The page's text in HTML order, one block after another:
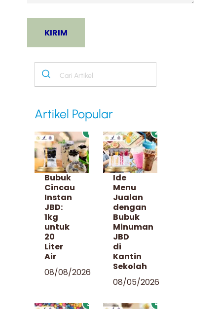
Artikel Popular
1
Bubuk
Cincau
Instan
JBD:
1kg
untuk
20
Liter
Air
08/08/2026
2
Ide
Menu
Jualan
dengan
Bubuk
Minuman
JBD
di
Kantin
Sekolah
08/05/2026
3 4